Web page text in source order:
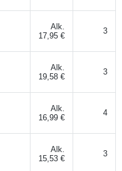
Alk.
17,95 €
3
Alk.
19,58 €
3
Alk.
16,99 €
4
Alk.
15,53 €
3